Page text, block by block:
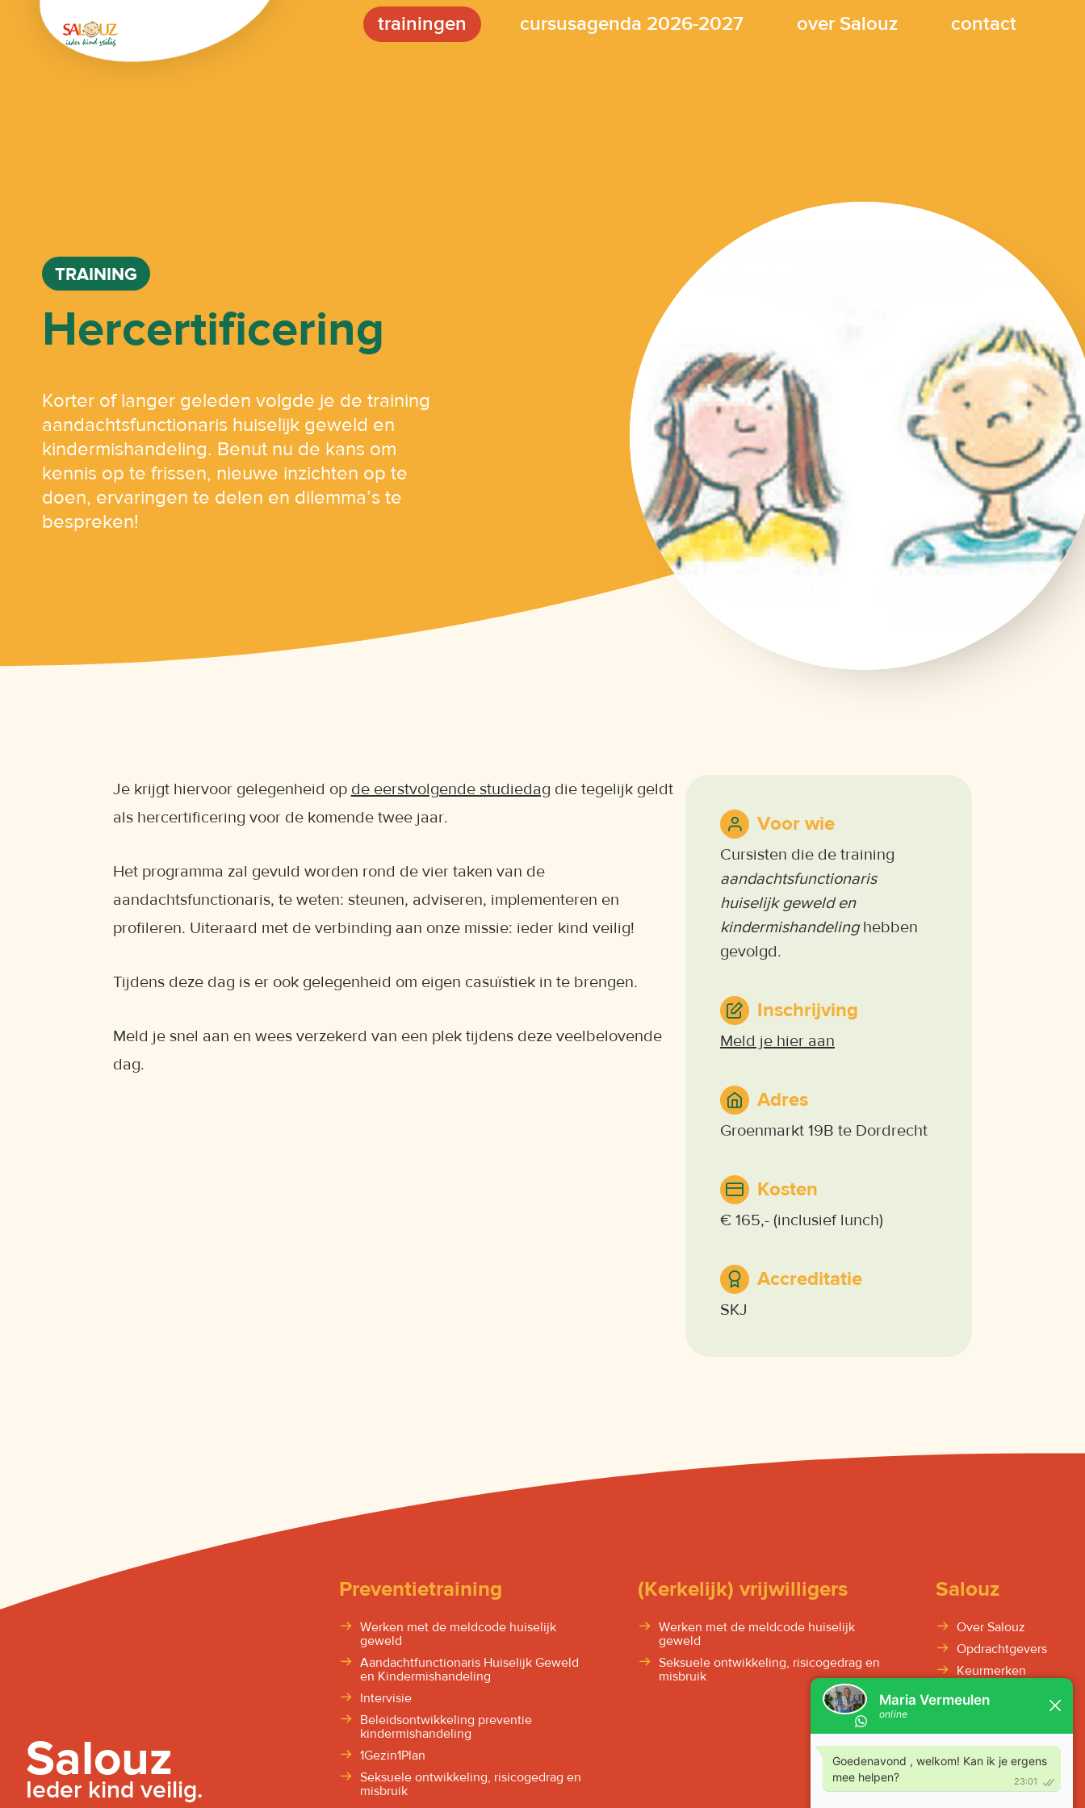
trainingen cursusagenda 2026-2027 over Salouz contact
TRAINING
Hercertificering
Korter of langer geleden volgde je de training
aandachtsfunctionaris huiselijk geweld en
kindermishandeling. Benut nu de kans om
kennis op te frissen, nieuwe inzichten op te
doen, ervaringen te delen en dilemma’s te
bespreken!
Je krijgt hiervoor gelegenheid op de eerstvolgende studiedag die tegelijk geldt
als hercertificering voor de komende twee jaar.
Het programma zal gevuld worden rond de vier taken van de
aandachtsfunctionaris, te weten: steunen, adviseren, implementeren en
profileren. Uiteraard met de verbinding aan onze missie: ieder kind veilig!
Tijdens deze dag is er ook gelegenheid om eigen casuïstiek in te brengen.
Meld je snel aan en wees verzekerd van een plek tijdens deze veelbelovende
dag.
Voor wie
Cursisten die de training
aandachtsfunctionaris
huiselijk geweld en
kindermishandelinghebben
gevolgd.
Inschrijving
Meld je hier aan
Adres
Groenmarkt 19B te Dordrecht
Kosten
€ 165,- (inclusief lunch)
Accreditatie
SKJ
Salouz
Ieder kind veilig.
Preventietraining
Werken met de meldcode huiselijk
geweld
Aandachtfunctionaris Huiselijk Geweld
en Kindermishandeling
Intervisie
Beleidsontwikkeling preventie
kindermishandeling
1Gezin1Plan
Seksuele ontwikkeling, risicogedrag en
misbruik
(Kerkelijk) vrijwilligers
Werken met de meldcode huiselijk
geweld
Seksuele ontwikkeling, risicogedrag en
misbruik
Salouz
Over Salouz
Opdrachtgevers
Keurmerken
Contact